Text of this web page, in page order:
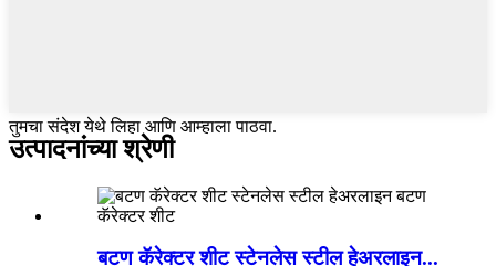
तुमचा संदेश येथे लिहा आणि आम्हाला पाठवा.
उत्पादनांच्या श्रेणी
बटण कॅरेक्टर शीट स्टेनलेस स्टील हेअरलाइन...